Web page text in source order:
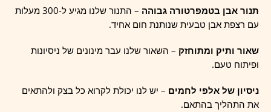
תנור אבן בטמפרטורה גבוהה
– התנור שלנו מגיע ל-300 מעלות
עם רצפת אבן טבעית שנותנת חום אחיד.
שאור ותיק ומתוחזק – השאור שלנו עבר מינונים של ניסיונות
ופיתוח טעם.
ניסיון של אלפי לחמים – יש לנו יכולת לקרוא כל בצק ולהתאים
את התהליך בהתאם.